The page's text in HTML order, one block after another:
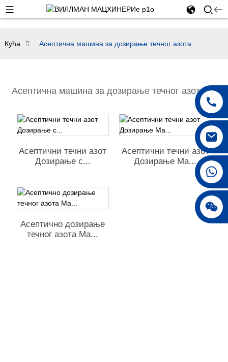
+86 18042297890
Кућа Асептична машина за дозирање течног азота
Асептична машина за дозирање течног азота
Асептични течни азот
Дозирање с...
Асептични течни азот
Дозирање Ма...
Асептично дозирање
течног азота Ма...